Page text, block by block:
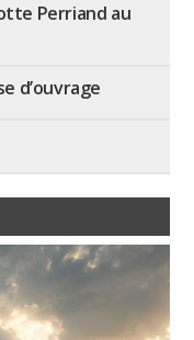
Perriand au
d’ouvrage